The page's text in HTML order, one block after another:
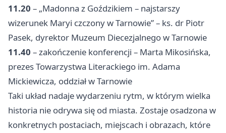
11.20 – „Madonna z Goździkiem – najstarszy
wizerunek Maryi czczony w Tarnowie” – ks. dr Piotr
Pasek, dyrektor Muzeum Diecezjalnego w Tarnowie
11.40 – zakończenie konferencji – Marta Mikosińska,
prezes Towarzystwa Literackiego im. Adama
Mickiewicza, oddział w Tarnowie
Taki układ nadaje wydarzeniu rytm, w którym wielka
historia nie odrywa się od miasta. Zostaje osadzona w
konkretnych postaciach, miejscach i obrazach, które